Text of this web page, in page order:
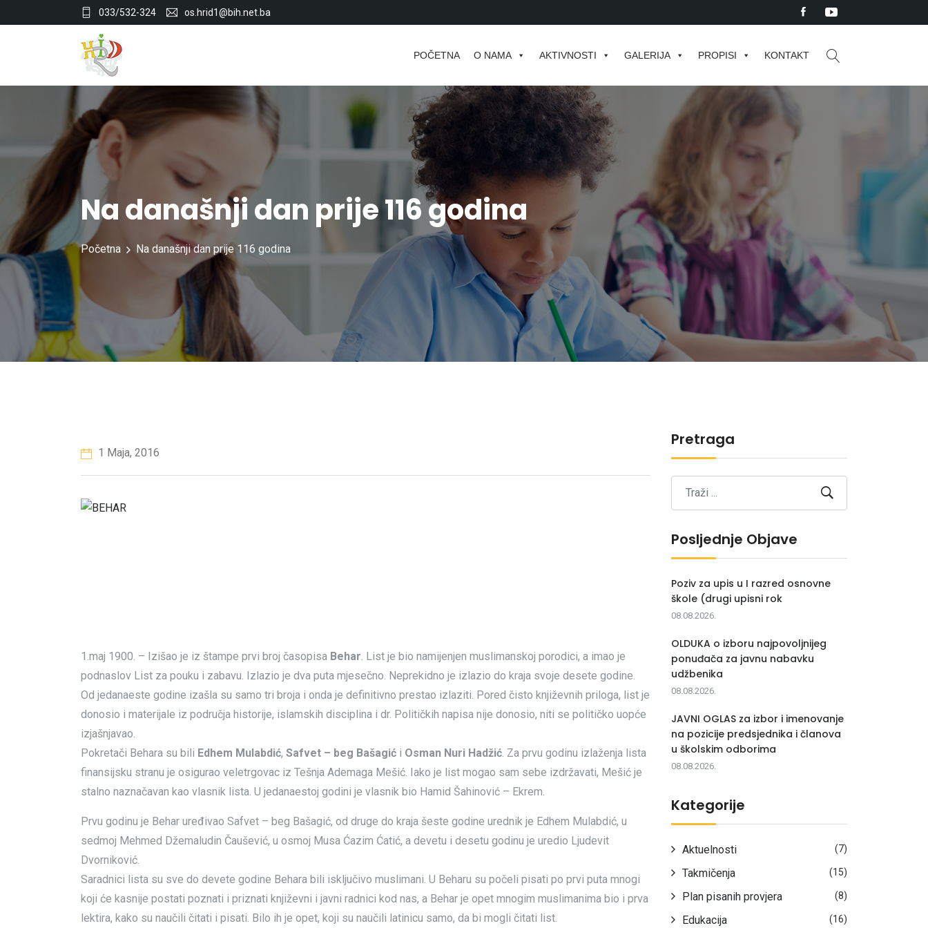
033/532-324 os.hrid1@bih.net.ba
POČETNA O NAMA AKTIVNOSTI GALERIJA PROPISI KONTAKT
Na današnji dan prije 116 godina
Početna Na današnji dan prije 116 godina
1 Maja, 2016
1.maj 1900. – Izišao je iz štampe prvi broj časopisa Behar . List je bio namijenjen muslimanskoj porodici, a imao je
podnaslov List za pouku i zabavu. Izlazio je dva puta mjesečno. Neprekidno je izlazio do kraja svoje desete godine.
Od jedanaeste godine izašla su samo tri broja i onda je definitivno prestao izlaziti. Pored čisto književnih priloga, list je
donosio i materijale iz područja historije, islamskih disciplina i dr. Političkih napisa nije donosio, niti se političko uopće
izjašnjavao.
Pokretači Behara su bili Edhem Mulabdić, Safvet – beg Bašagić i Osman Nuri Hadžić . Za prvu godinu izlaženja lista
finansijsku stranu je osigurao veletrgovac iz Tešnja Ademaga Mešić. Iako je list mogao sam sebe izdržavati, Mešić je
stalno naznačavan kao vlasnik lista. U jedanaestoj godini je vlasnik bio Hamid Šahinović – Ekrem.
Prvu godinu je Behar uređivao Safvet – beg Bašagić, od druge do kraja šeste godine urednik je Edhem Mulabdić, u
sedmoj Mehmed Džemaludin Čaušević, u osmoj Musa Ćazim Ćatić, a devetu i desetu godinu je uredio Ljudevit
Dvorniković.
Saradnici lista su sve do devete godine Behara bili isključivo muslimani. U Beharu su počeli pisati po prvi puta mnogi
koji će kasnije postati poznati i priznati književni i javni radnici kod nas, a Behar je opet mnogim muslimanima bio i prva
lektira, kako su naučili čitati i pisati. Bilo ih je opet, koji su naučili latinicu samo, da bi mogli čitati list.
Pretraga
Posljednje Objave
Poziv za upis u I razred osnovne
škole (drugi upisni rok
08.08.2026.
OLDUKA o izboru najpovoljnijeg
ponuđača za javnu nabavku
udžbenika
08.08.2026.
JAVNI OGLAS za izbor i imenovanje
na pozicije predsjednika i članova
u školskim odborima
08.08.2026.
Kategorije
Aktuelnosti (7)
Takmičenja (15)
Plan pisanih provjera (8)
Edukacija (16)